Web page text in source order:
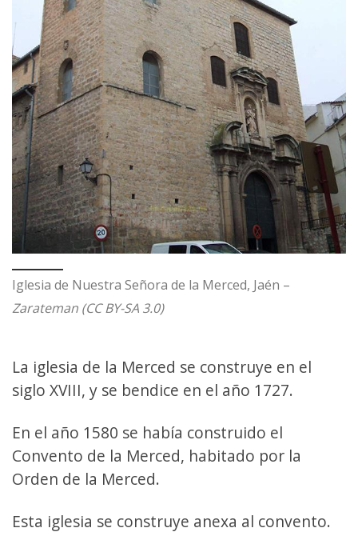
Iglesia de Nuestra Señora de la Merced, Jaén –
Zarateman (CC BY-SA 3.0)
La iglesia de la Merced se construye en el
siglo XVIII, y se bendice en el año 1727.
En el año 1580 se había construido el
Convento de la Merced, habitado por la
Orden de la Merced.
Esta iglesia se construye anexa al convento.